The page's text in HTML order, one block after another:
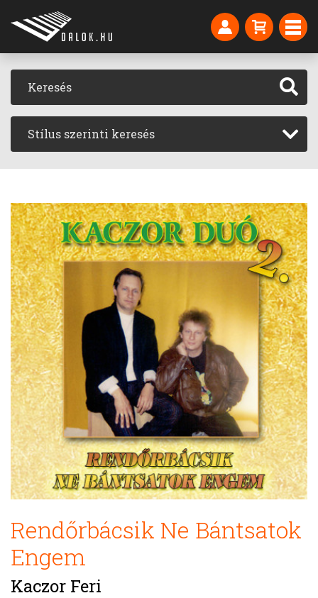
Stílus szerinti keresés
Rendőrbácsik Ne Bántsatok
Engem
Kaczor Feri